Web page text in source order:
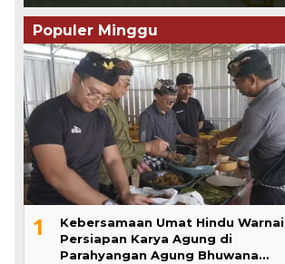
Populer Minggu
1
Kebersamaan Umat Hindu Warnai
Persiapan Karya Agung di
Parahyangan Agung Bhuwana…